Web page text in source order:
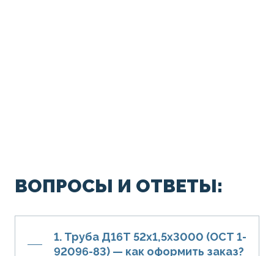
ВОПРОСЫ И ОТВЕТЫ:
1. Труба Д16Т 52х1,5х3000 (ОСТ 1-
92096-83) — как оформить заказ?